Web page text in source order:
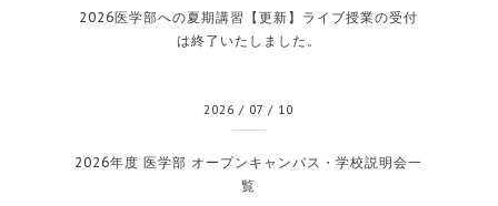
2026医学部への夏期講習【更新】ライブ授業の受付
は終了いたしました。
2026 / 07 / 10
2026年度 医学部 オープンキャンパス・学校説明会一
覧